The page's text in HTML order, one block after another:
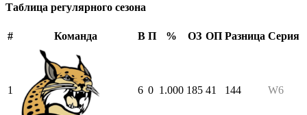
Таблица регулярного сезона
# Команда В П % ОЗ ОП Разница Серия
1 6 0 1.000 185 41 144 W6